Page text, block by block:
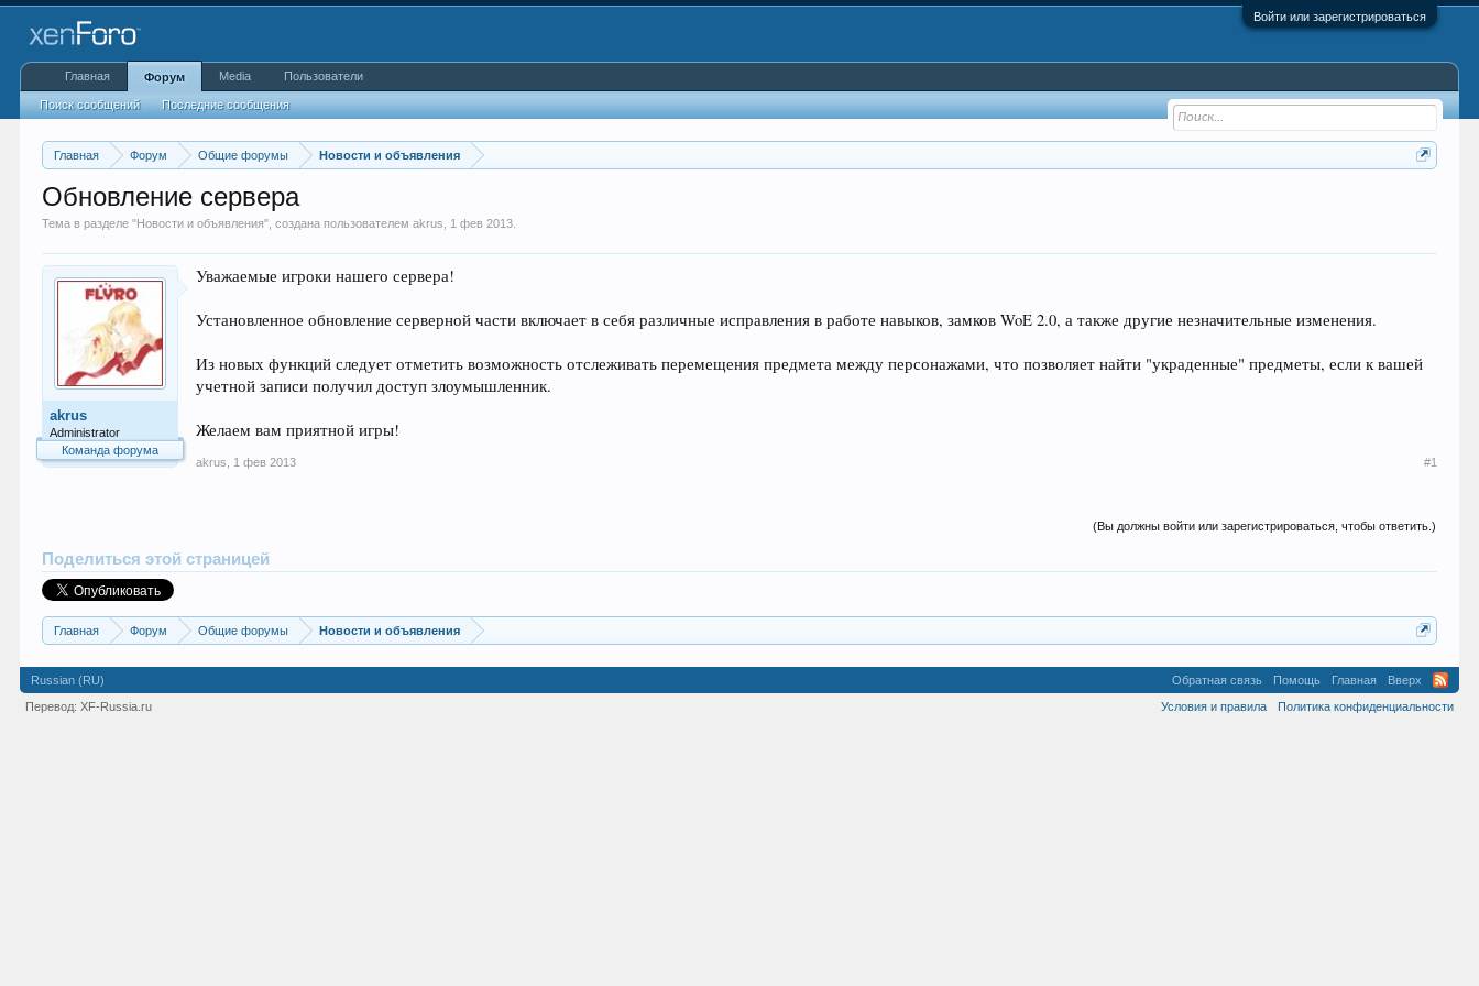
Войти или зарегистрироваться
Главная Форум Общие форумы Новости и объявления
Обновление сервера
Тема в разделе "Новости и объявления", создана пользователемakrus 1 фев 2013
akrus
Administrator
Команда форума
Уважаемые игроки нашего сервера!
Установленное обновление серверной части включает в себя различные исправления в работе навыков, замков WoE 2.0, а также другие незначительные изменения.
Из новых функций следует отметить возможность отслеживать перемещения предмета между персонажами, что позволяет найти "украденные" предметы, если к вашей
учетной записи получил доступ злоумышленник.
Желаем вам приятной игры!
akrus 1 фев 2013 #1
(Вы должны войти или зарегистрироваться, чтобы ответить.)
Поделиться этой страницей
Главная Форум Общие форумы Новости и объявления
Главная Форум
Поиск сообщений Последние сообщения
Media Пользователи
Russian (RU) Обратная связь Помощь Главная
Вверх
Условия и правила
Политика конфиденциальности
Перевод:XF-Russia.ru